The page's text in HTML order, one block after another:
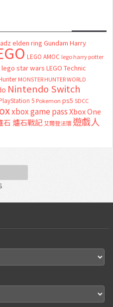
elden ring Gundam Harry
LEGO AMOC lego harry potter
lego star wars LEGO Technic
MONSTER HUNTER WORLD
Nintendo Switch
5 Pokemon ps5 SDCC
xbox game passXbox One
石 爐石戰記艾爾登法環 遊戲人